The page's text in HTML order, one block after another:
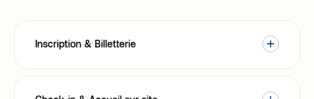
Inscription & Billetterie